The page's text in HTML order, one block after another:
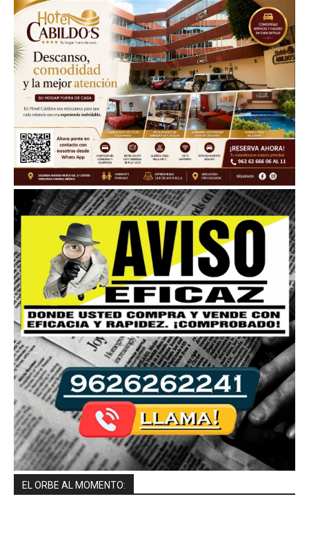
EL ORBE AL MOMENTO: